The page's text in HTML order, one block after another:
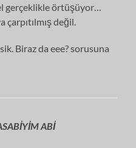
gerçeklikle örtüşüyor…
çarpıtılmış değil.
Biraz da eee? sorusuna
ABİ